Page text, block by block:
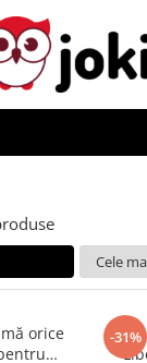
orice
-31%
Joc